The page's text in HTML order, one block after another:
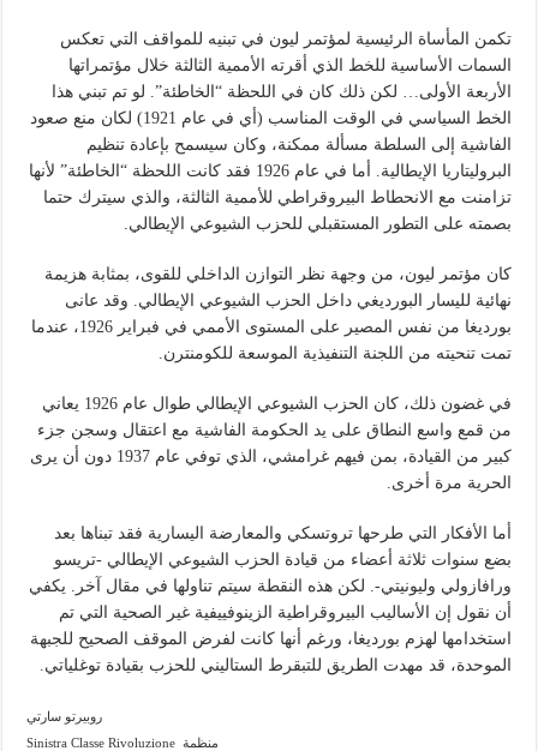
تكمن المأساة الرئيسية لمؤتمر ليون في تبنيه للمواقف التي تعكس
السمات الأساسية للخط الذي أقرته الأممية الثالثة خلال مؤتمراتها
الأربعة الأولى… لكن ذلك كان في اللحظة “الخاطئة”. لو تم تبني هذا
الخط السياسي في الوقت المناسب (أي في عام 1921) لكان منع صعود
الفاشية إلى السلطة مسألة ممكنة، وكان سيسمح بإعادة تنظيم
البروليتاريا الإيطالية. أما في عام 1926 فقد كانت اللحظة “الخاطئة” لأنها
تزامنت مع الانحطاط البيروقراطي للأممية الثالثة، والذي سيترك حتما
بصمته على التطور المستقبلي للحزب الشيوعي الإيطالي.
كان مؤتمر ليون، من وجهة نظر التوازن الداخلي للقوى، بمثابة هزيمة
نهائية لليسار البورديغي داخل الحزب الشيوعي الإيطالي. وقد عانى
بورديغا من نفس المصير على المستوى الأممي في فبراير 1926، عندما
تمت تنحيته من اللجنة التنفيذية الموسعة للكومنترن.
في غضون ذلك، كان الحزب الشيوعي الإيطالي طوال عام 1926 يعاني
من قمع واسع النطاق على يد الحكومة الفاشية مع اعتقال وسجن جزء
كبير من القيادة، بمن فيهم غرامشي، الذي توفي عام 1937 دون أن يرى
الحرية مرة أخرى.
أما الأفكار التي طرحها تروتسكي والمعارضة اليسارية فقد تبناها بعد
بضع سنوات ثلاثة أعضاء من قيادة الحزب الشيوعي الإيطالي -تريسو
ورافازولي وليونيتي-. لكن هذه النقطة سيتم تناولها في مقال آخر. يكفي
أن نقول إن الأساليب البيروقراطية الزينوفييفية غير الصحية التي تم
استخدامها لهزم بورديغا، ورغم أنها كانت لفرض الموقف الصحيح للجبهة
الموحدة، قد مهدت الطريق للتبقرط الستاليني للحزب بقيادة توغلياتي.
روبيرتو سارتي
منظمة Sinistra Classe Rivoluzione